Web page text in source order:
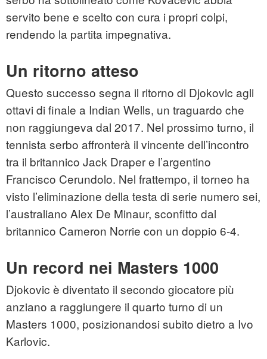
servito bene e scelto con cura i propri colpi,
rendendo la partita impegnativa.
Un ritorno atteso
Questo successo segna il ritorno di Djokovic agli
ottavi di finale a Indian Wells, un traguardo che
non raggiungeva dal 2017. Nel prossimo turno, il
tennista serbo affronterà il vincente dell’incontro
tra il britannico Jack Draper e l’argentino
Francisco Cerundolo. Nel frattempo, il torneo ha
visto l’eliminazione della testa di serie numero sei,
l’australiano Alex De Minaur, sconfitto dal
britannico Cameron Norrie con un doppio 6‑4.
Un record nei Masters 1000
Djokovic è diventato il secondo giocatore più
anziano a raggiungere il quarto turno di un
Masters 1000, posizionandosi subito dietro a Ivo
Karlovic.